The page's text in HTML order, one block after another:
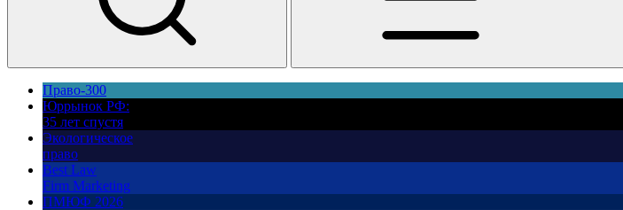
Право-300
Юррынок РФ:
35 лет спустя
Экологическое
право
Best Law
Firm Marketing
ПМЮФ 2026